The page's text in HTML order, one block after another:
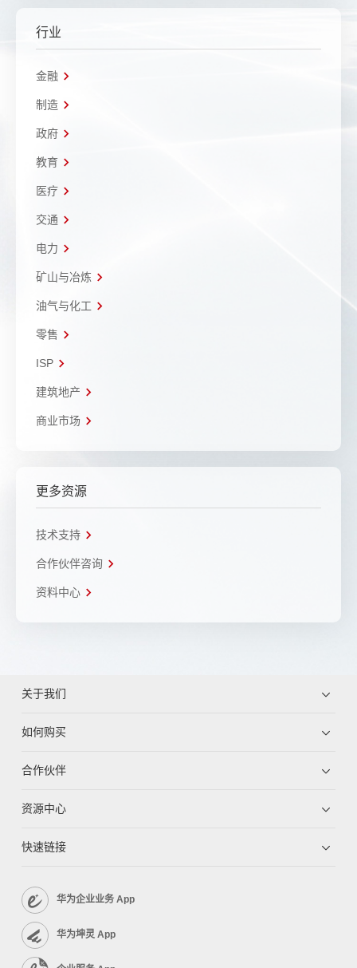
行业
金融
制造
政府
教育
医疗
交通
电力
矿山与冶炼
油气与化工
零售
ISP
建筑地产
商业市场
更多资源
技术支持
合作伙伴咨询
资料中心
关于我们
如何购买
合作伙伴
资源中心
快速链接
华为企业业务 App
华为坤灵 App